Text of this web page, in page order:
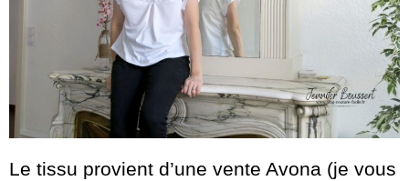
Le tissu provient d’une vente Avona (je vous